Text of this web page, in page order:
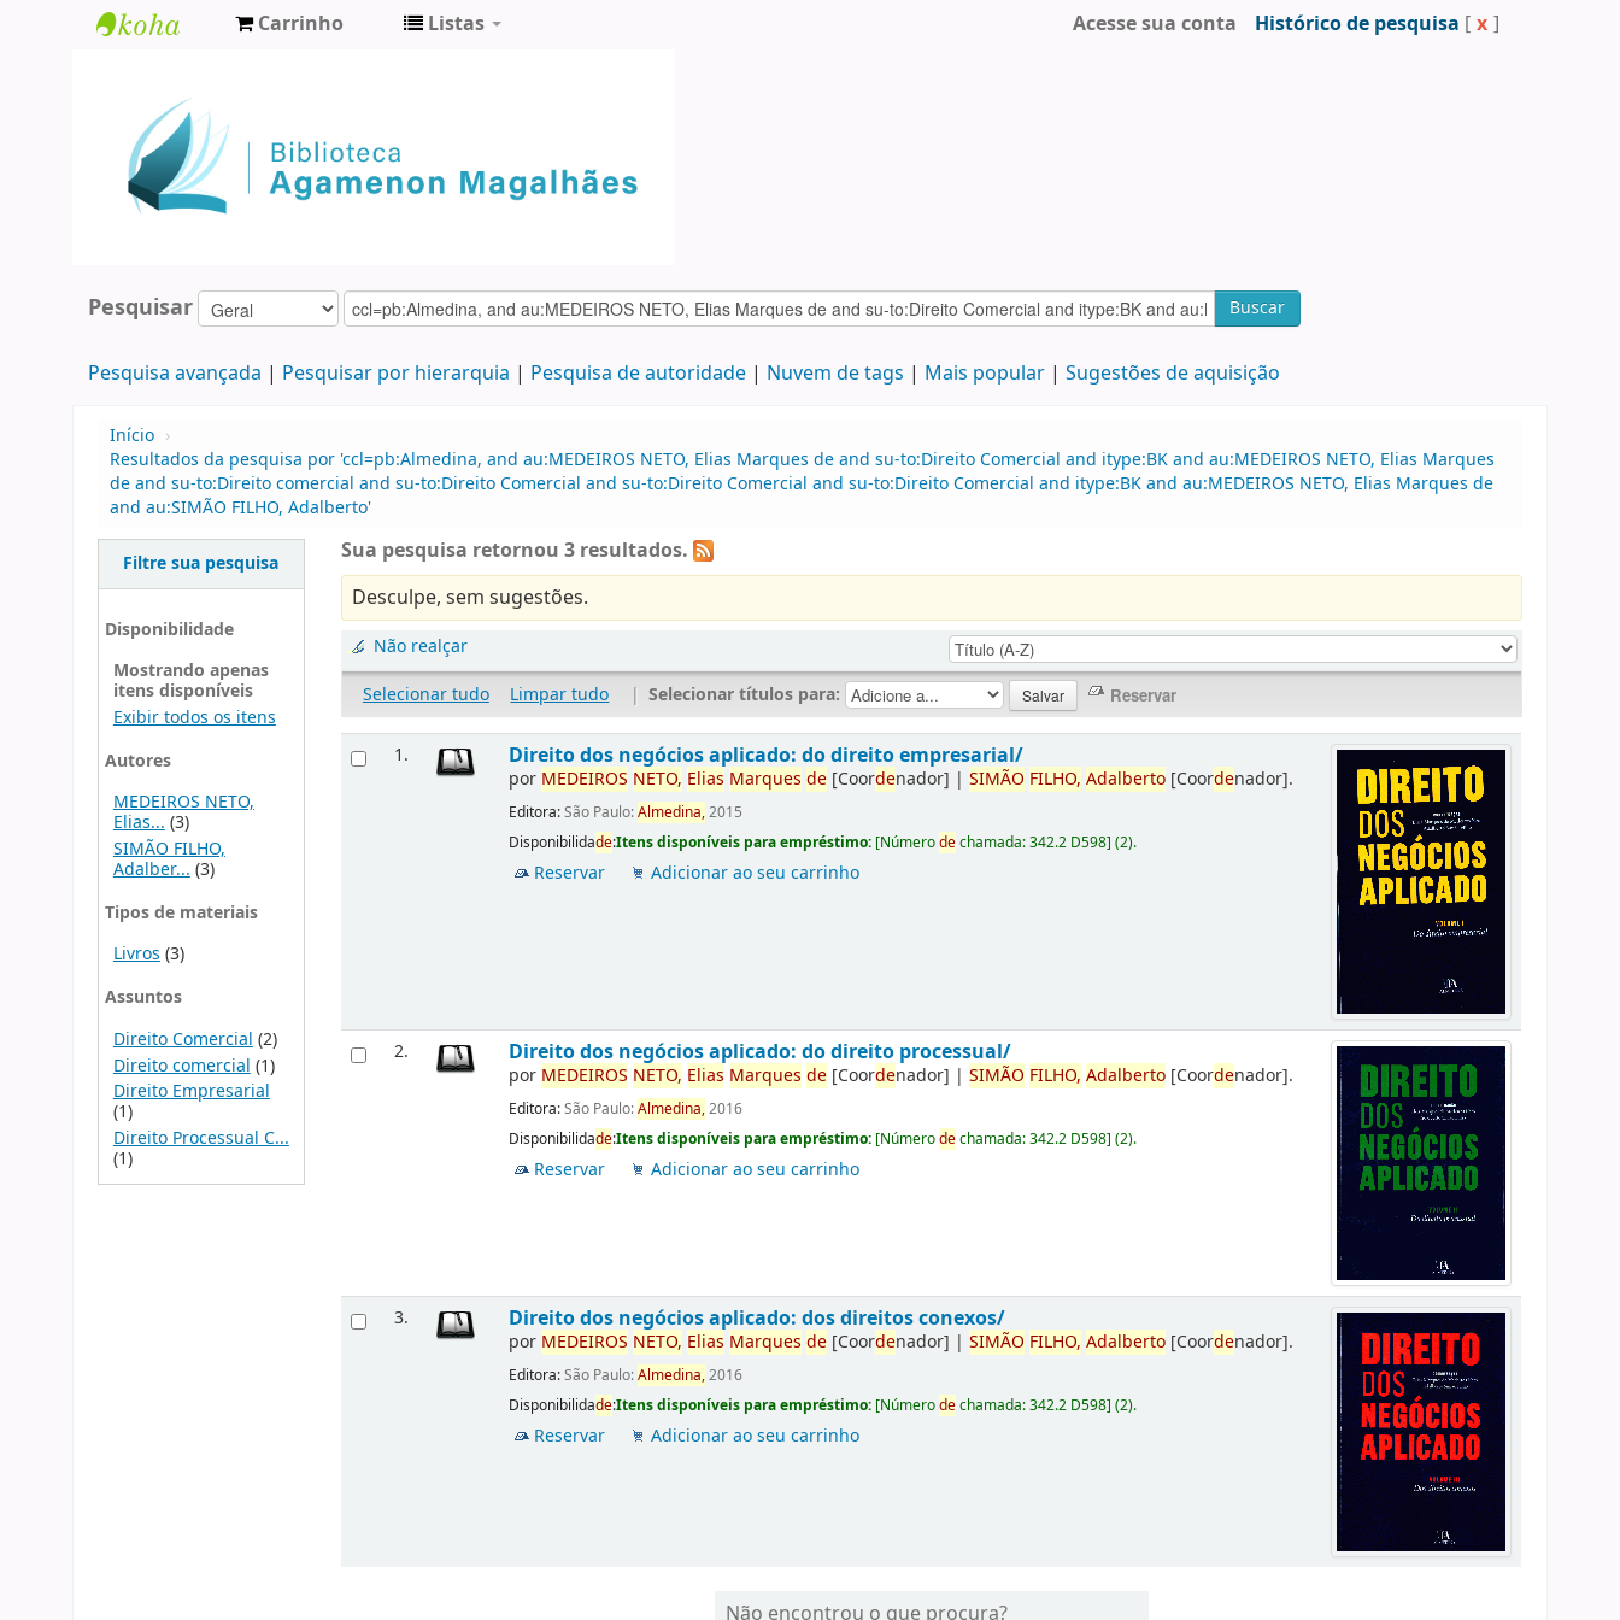
Agamenon
Magalhães
Carrinho Listas Acesse sua conta Histórico de pesquisa [ x ]
Pesquisar Buscar
Pesquisa avançada Pesquisar por hierarquia Pesquisa de autoridade Nuvem de tags Mais popular Sugestões de aquisição
Início ›
Resultados da pesquisa por 'ccl=pb:Almedina, and au:MEDEIROS NETO, Elias Marques de and su-to:Direito Comercial and itype:BK and au:MEDEIROS NETO, Elias Marques
de and su-to:Direito comercial and su-to:Direito Comercial and su-to:Direito Comercial and su-to:Direito Comercial and itype:BK and au:MEDEIROS NETO, Elias Marques de
and au:SIMÃO FILHO, Adalberto'
Filtre sua pesquisa
Disponibilidade
Mostrando apenas
itens disponíveis
Exibir todos os itens
Autores
MEDEIROS NETO,
Elias...(3)
SIMÃO FILHO,
Adalber... (3)
Tipos de materiais
Livros(3)
Assuntos
Direito Comercial (2)
Direito comercial (1)
Direito Empresarial
(1)
Direito Processual C...
(1)
Sua pesquisa retornou 3 resultados.
Desculpe, sem sugestões.
Não realçar
Selecionar tudo
Limpar tudo | Selecionar títulos para:
1. Direito dos negócios aplicado: do direito empresarial/
por MEDEIROS NETO, Elias Marques de [Coordenador] |SIMÃO FILHO, Adalberto [Coordenador].
Editora:São Paulo:Almedina,2015
Disponibilidade:Itens disponíveis para empréstimo: [Númerodechamada:342.2 D598](2).
Reservar Adicionar ao seu carrinho
2. Direito dos negócios aplicado: do direito processual/
por MEDEIROS NETO, Elias Marques de [Coordenador] |SIMÃO FILHO, Adalberto [Coordenador].
Editora:São Paulo:Almedina,2016
Disponibilidade:Itens disponíveis para empréstimo: [Númerodechamada:342.2 D598](2).
Reservar Adicionar ao seu carrinho
3. Direito dos negócios aplicado: dos direitos conexos/
por MEDEIROS NETO, Elias Marques de [Coordenador] |SIMÃO FILHO, Adalberto [Coordenador].
Editora:São Paulo:Almedina,2016
Disponibilidade:Itens disponíveis para empréstimo: [Númerodechamada:342.2 D598](2).
Reservar Adicionar ao seu carrinho